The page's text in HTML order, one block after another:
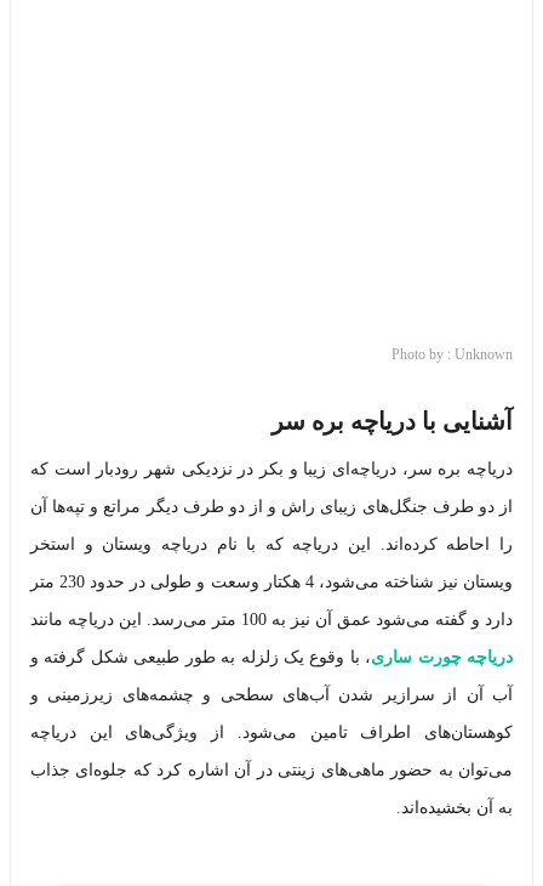
Photo by : Unknown
آشنایی با دریاچه بره سر
دریاچه بره‌ سر، دریاچه‌ای زیبا و بکر در نزدیکی شهر رودبار است که
از دو طرف جنگل‌های زیبای راش و از دو طرف دیگر مراتع و تپه‌ها آن
را احاطه کرده‌اند. این دریاچه که با نام دریاچه ویستان و استخر
ویستان نیز شناخته می‌شود، 4 هکتار وسعت و طولی در حدود 230 متر
دارد و گفته می‌شود عمق آن نیز به 100 متر می‌رسد. این دریاچه مانند
دریاچه چورت ساری، با وقوع یک زلزله به طور طبیعی شکل گرفته و
آب آن از سرازیر شدن آب‌های سطحی و چشمه‌های زیرزمینی و
کوهستان‌های اطراف تامین می‌شود. از ویژگی‌های این دریاچه
می‌توان به حضور ماهی‌های زینتی در آن اشاره کرد که جلوه‌ای جذاب
به آن بخشیده‌اند.